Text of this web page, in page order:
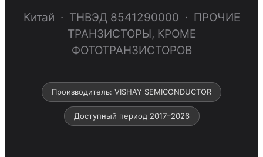
Китай · ТНВЭД 8541290000 · ПРОЧИЕ
ТРАНЗИСТОРЫ, КРОМЕ
ФОТОТРАНЗИСТОРОВ
Производитель: VISHAY SEMICONDUCTOR
Доступный период 2017–2026